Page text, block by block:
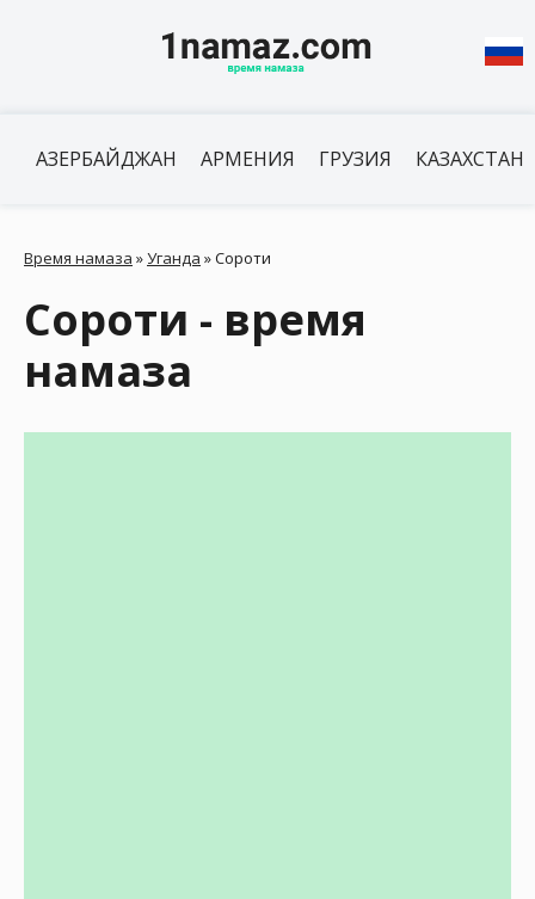
АЗЕРБАЙДЖАН АРМЕНИЯ ГРУЗИЯ КАЗАХСТАН
Время намаза »Уганда »Сороти
Сороти - время
намаза